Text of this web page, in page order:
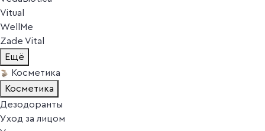
Vitual
WellMe
Zade Vital
Ещё
Косметика
Косметика
Дезодоранты
Уход за лицом